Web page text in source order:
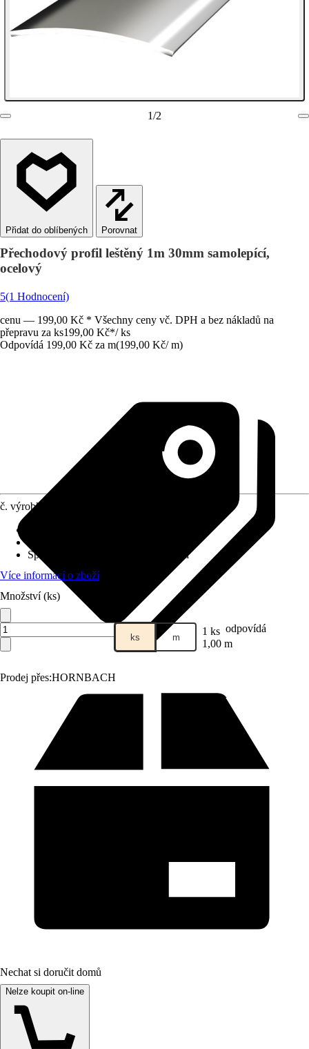
1/2
Porovnat
Přechodový profil leštěný 1m 30mm samolepící,
ocelový
5(1 Hodnocení)
cenu — 199,00 Kč * Všechny ceny vč. DPH a bez nákladů na
přepravu za ks199,00 Kč*/ ks
Odpovídá 199,00 Kč za m(199,00 Kč/ m)
Prodej přes:HORNBACH
č. výrobku
Specifikace materiálu
Nerezová ocel
Více informací o zboží
Množství (ks)
ks m 1 ks odpovídá
1,00 m
Nechat si doručit domů
Nelze koupit on-line